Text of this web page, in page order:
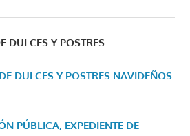
DULCES Y POSTRES
DULCES Y POSTRES NAVIDEÑOS
PÚBLICA, EXPEDIENTE DE